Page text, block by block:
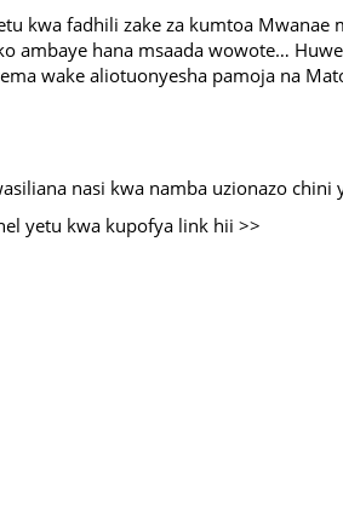
kwa fadhili zake za kumtoa Mwanae
ambaye hana msaada wowote…
wake aliotuonyesha pamoja na
nasi kwa namba uzionazo chini
yetu kwa kupofya link hii >>